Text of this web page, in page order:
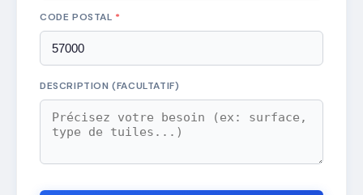
CODE POSTAL *
DESCRIPTION (FACULTATIF)